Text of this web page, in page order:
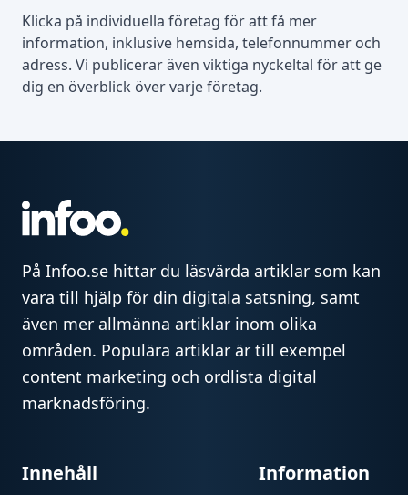
Klicka på individuella företag för att få mer
information, inklusive hemsida, telefonnummer och
adress. Vi publicerar även viktiga nyckeltal för att ge
dig en överblick över varje företag.
På Infoo.se hittar du läsvärda artiklar som kan
vara till hjälp för din digitala satsning, samt
även mer allmänna artiklar inom olika
områden. Populära artiklar är till exempel
content marketing och ordlista digital
marknadsföring.
Innehåll Information